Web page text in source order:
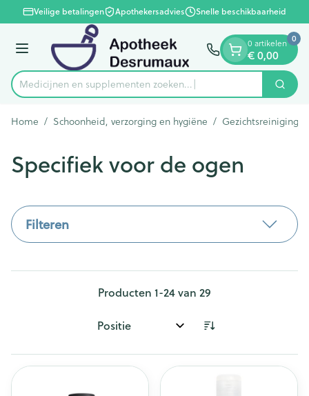
Ga naar de inhoud
1 van 1Veilige betalingen Apothekersadvies Snelle beschikbaarheid
Menu
Product, merk, categorie...
Medicijnen en supplementen zoek Zoek
0 artikelen
€ 0,00
0
Home / Schoonheid, verzorging en hygiëne / Gezichtsreiniging
Specifiek voor de ogen
Filteren
Producten 1-24van 29
Sorteer op: